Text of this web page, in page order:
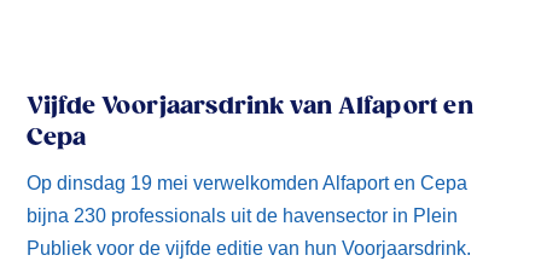
Vijfde Voorjaarsdrink van Alfaport en
Cepa
Op dinsdag 19 mei verwelkomden Alfaport en Cepa
bijna 230 professionals uit de havensector in Plein
Publiek voor de vijfde editie van hun Voorjaarsdrink.